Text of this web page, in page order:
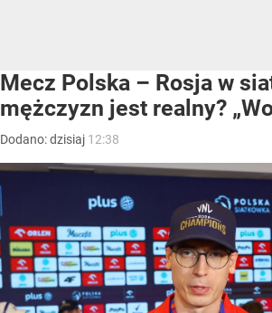
Mecz Polska – Rosja w
mężczyzn jest realny?
Dodano:dzisiaj 12:38